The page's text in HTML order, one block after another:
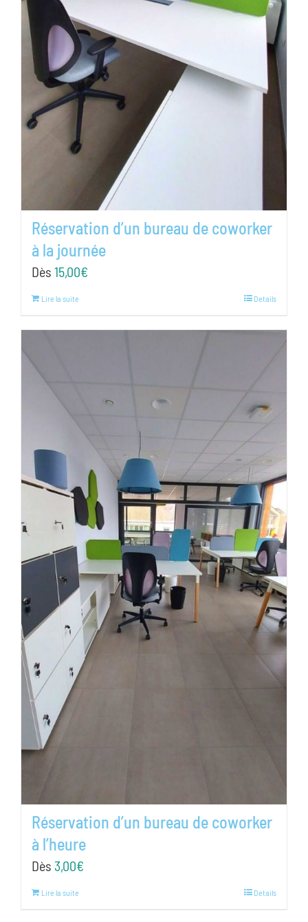
Réservation d’un bureau de coworker
à la journée
Dès 15,00€
Lire la suite Details
Réservation d’un bureau de coworker
à l’heure
Dès 3,00€
Lire la suite Details